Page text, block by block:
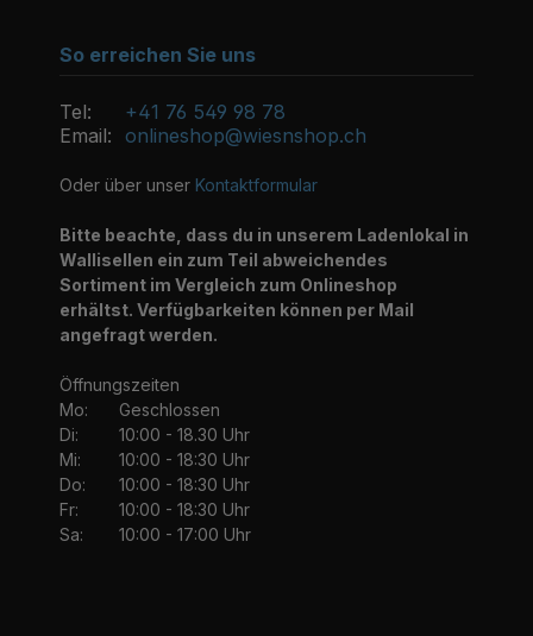
So erreichen Sie uns
Tel:
+41 76 549 98 78
Email: onlineshop@wiesnshop.ch
Oder über unser Kontaktformular
Bitte beachte, dass du in unserem Ladenlokal in
Wallisellen ein zum Teil abweichendes
Sortiment im Vergleich zum Onlineshop
erhältst. Verfügbarkeiten können per Mail
angefragt werden.
Öffnungszeiten
Mo:
Geschlossen
Di:
10:00 - 18.30 Uhr
Mi:
10:00 - 18:30 Uhr
Do:
10:00 - 18:30 Uhr
Fr:
10:00 - 18:30 Uhr
Sa:
10:00 - 17:00 Uhr